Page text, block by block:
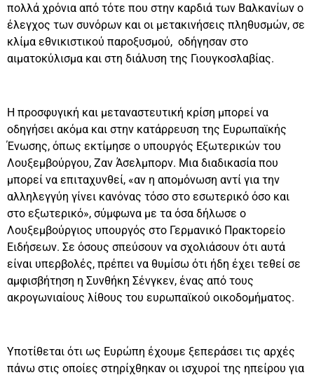
πολλά χρόνια από τότε που στην καρδιά των Βαλκανίων ο
έλεγχος των συνόρων και οι μετακινήσεις πληθυσμών, σε
κλίμα εθνικιστικού παροξυσμού, οδήγησαν στο
αιματοκύλισμα και στη διάλυση της Γιουγκοσλαβίας.
Η προσφυγική και μεταναστευτική κρίση μπορεί να
οδηγήσει ακόμα και στην κατάρρευση της Ευρωπαϊκής
Ένωσης, όπως εκτίμησε ο υπουργός Εξωτερικών του
Λουξεμβούργου, Ζαν Άσελμπορν. Μια διαδικασία που
μπορεί να επιταχυνθεί, «αν η απομόνωση αντί για την
αλληλεγγύη γίνει κανόνας τόσο στο εσωτερικό όσο και
στο εξωτερικό», σύμφωνα με τα όσα δήλωσε ο
Λουξεμβούργιος υπουργός στο Γερμανικό Πρακτορείο
Ειδήσεων. Σε όσους σπεύσουν να σχολιάσουν ότι αυτά
είναι υπερβολές, πρέπει να θυμίσω ότι ήδη έχει τεθεί σε
αμφισβήτηση η Συνθήκη Σένγκεν, ένας από τους
ακρογωνιαίους λίθους του ευρωπαϊκού οικοδομήματος.
Υποτίθεται ότι ως Ευρώπη έχουμε ξεπεράσει τις αρχές
πάνω στις οποίες στηρίχθηκαν οι ισχυροί της ηπείρου για